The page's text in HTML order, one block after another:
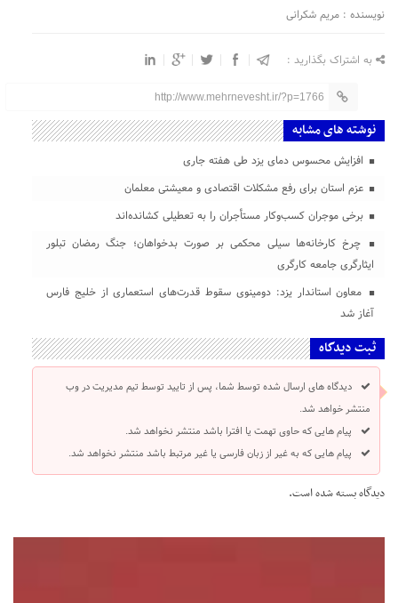
نویسنده : مریم شکرانی
به اشتراک بگذارید :
http://www.mehrnevesht.ir/?p=1766
نوشته های مشابه
افزایش محسوس دمای یزد طی هفته جاری
عزم استان برای رفع مشکلات اقتصادی و معیشتی معلمان
برخی موجران کسب‌وکار مستأجران را به تعطیلی کشانده‌اند
چرخ کارخانه‌ها سیلی محکمی بر صورت بدخواهان؛ جنگ رمضان تبلور
ایثارگری جامعه کارگری
معاون استاندار یزد: دومینوی سقوط قدرت‌های استعماری از خلیج فارس
آغاز شد
ثبت دیدگاه
دیدگاه های ارسال شده توسط شما، پس از تایید توسط تیم مدیریت در وب
منتشر خواهد شد.
پیام هایی که حاوی تهمت یا افترا باشد منتشر نخواهد شد.
پیام هایی که به غیر از زبان فارسی یا غیر مرتبط باشد منتشر نخواهد شد.
دیدگاه بسته شده است.